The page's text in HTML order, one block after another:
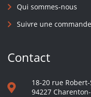
Qui sommes-nous
Suivre une commande
Contact
18-20 rue
94227